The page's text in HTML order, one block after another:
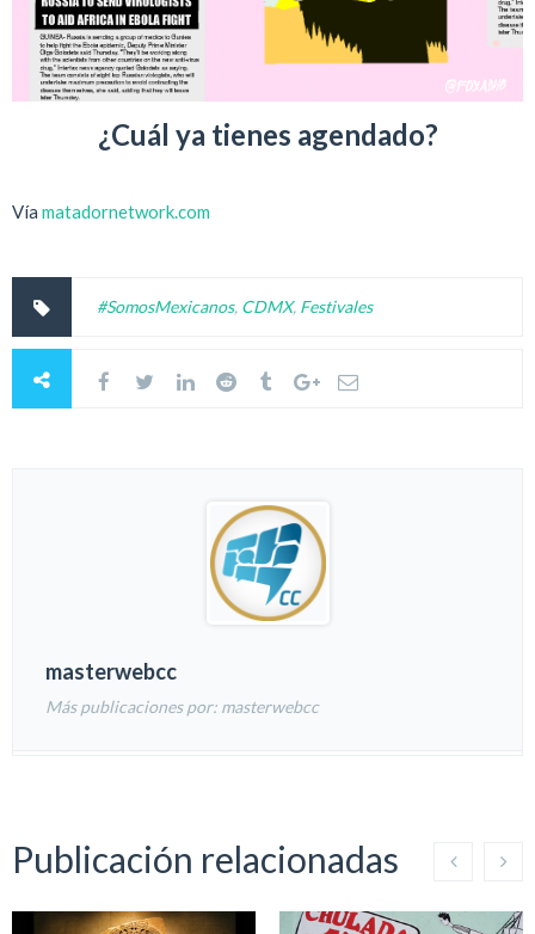
¿Cuál ya tienes agendado?
Vía matadornetwork.com
#SomosMexicanos, CDMX, Festivales
masterwebcc
Más publicaciones por: masterwebcc
Publicación relacionadas